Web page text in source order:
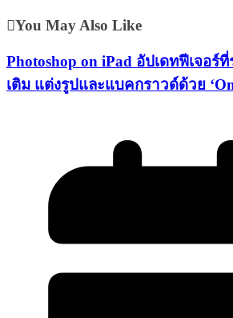
You May Also Like
Photoshop on iPad อัปเดทฟีเจอร์
เติม แต่งรูปและแบคกราวด์ด้วย